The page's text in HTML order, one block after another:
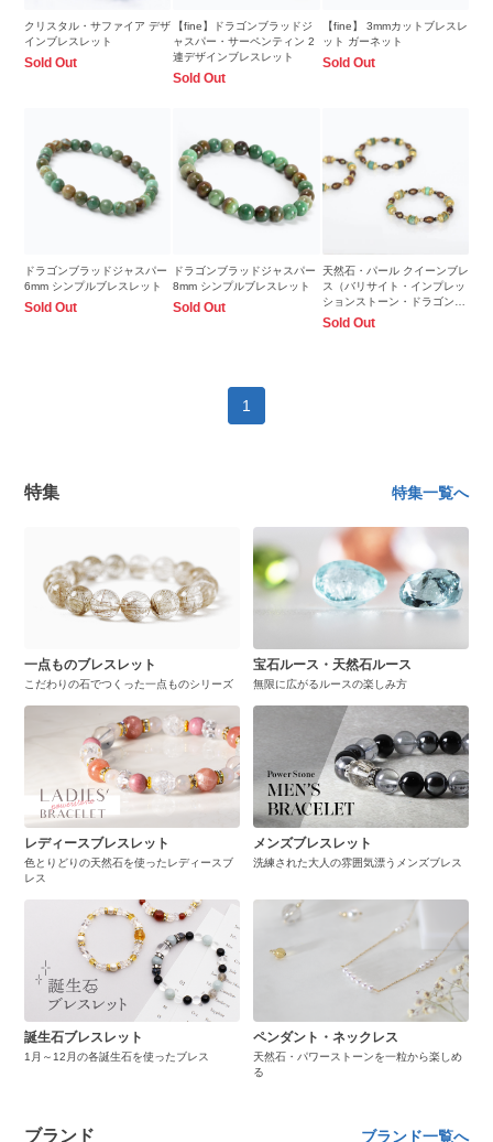
クリスタル・サファイア デザ
インブレスレット
Sold Out
【fine】ドラゴンブラッドジ
ャスパー・サーペンティン 2
連デザインブレスレット
Sold Out
【fine】 3mmカットブレスレ
ット ガーネット
Sold Out
ドラゴンブラッドジャスパー
6mm シンプルブレスレット
Sold Out
ドラゴンブラッドジャスパー
8mm シンプルブレスレット
Sold Out
天然石・パール クイーンブレ
ス（バリサイト・インプレッ
ションストーン・ドラゴンブ
ラッドジャスパー）
Sold Out
1
特集 特集一覧へ
一点ものブレスレット
こだわりの石でつくった一点ものシリーズ
宝石ルース・天然石ルース
無限に広がるルースの楽しみ方
レディースブレスレット
色とりどりの天然石を使ったレディースブ
レス
メンズブレスレット
洗練された大人の雰囲気漂うメンズブレス
誕生石ブレスレット
1月～12月の各誕生石を使ったブレス
ペンダント・ネックレス
天然石・パワーストーンを一粒から楽しめ
る
ブランド ブランド一覧へ